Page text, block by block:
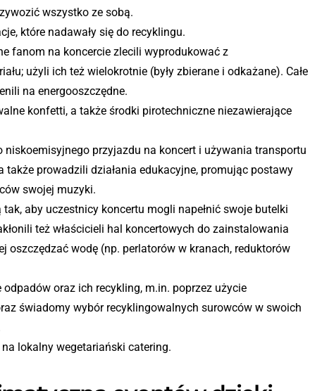
wszystko ze sobą.
które nadawały się do recyklingu.
fanom na koncercie zlecili wyprodukować z
użyli ich też wielokrotnie (były zbierane i odkażane). Całe
na energooszczędne.
konfetti, a także środki pirotechniczne niezawierające
przyjazdu na koncert i używania transportu
także prowadzili działania edukacyjne, promując postawy
swojej muzyki.
aby uczestnicy koncertu mogli napełnić swoje butelki
też właścicieli hal koncertowych do zainstalowania
oszczędzać wodę (np. perlatorów w kranach, reduktorów
oraz ich recykling, m.in. poprzez użycie
świadomy wybór recyklingowalnych surowców w swoich
na lokalny wegetariański catering.